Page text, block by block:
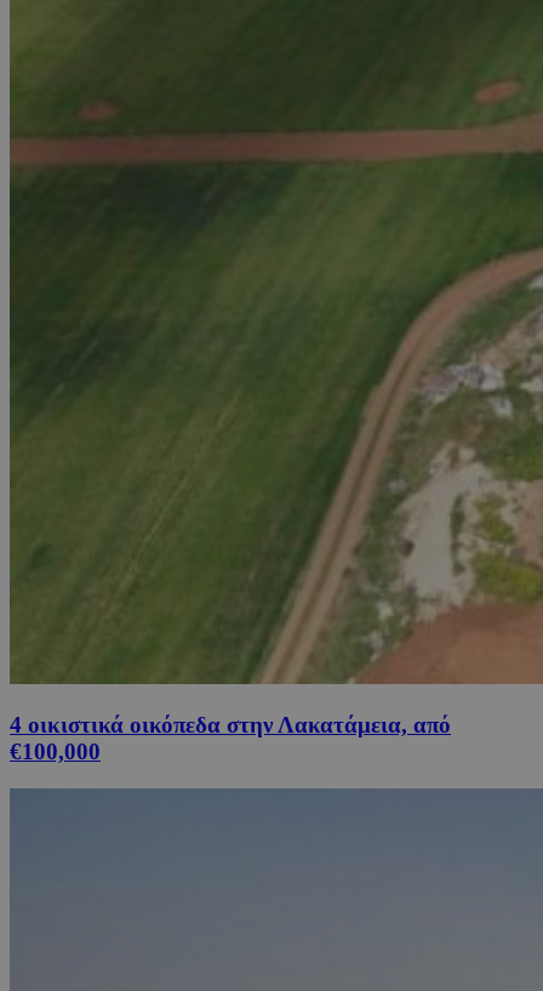
4 οικιστικά οικόπεδα στην Λακατάμεια, από
€100,000